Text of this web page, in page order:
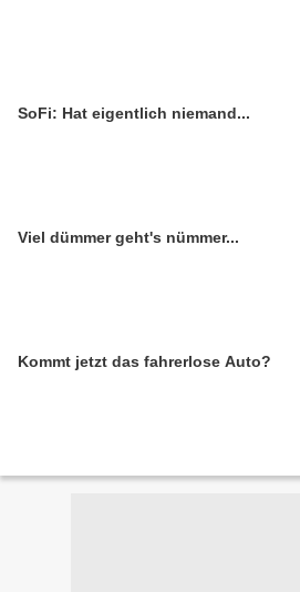
SoFi: Hat eigentlich niemand...
Viel dümmer geht's nümmer...
Kommt jetzt das fahrerlose Auto?